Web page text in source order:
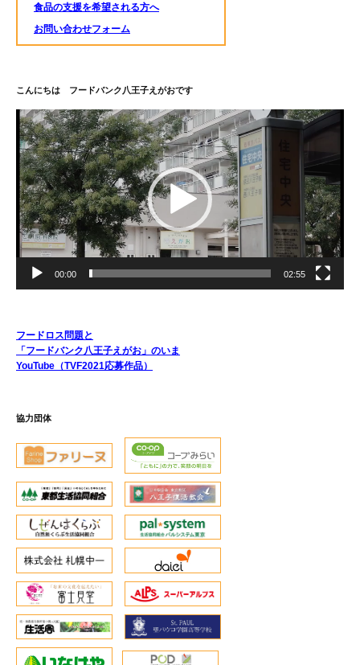
食品の支援を希望される方へ
お問い合わせフォーム
こんにちは フードバンク八王子えがおです
動
画
プ
レ
ー
ヤ
ー
00:00 02:55
フードロス問題と
「フードバンク八王子えがお」のいま
YouTube（TVF2021応募作品）
協力団体